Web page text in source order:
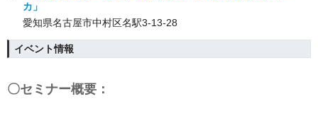
カ」
愛知県名古屋市中村区名駅3-13-28
イベント情報
〇セミナー概要：